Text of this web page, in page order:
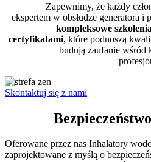
Zapewnimy, że każdy
ekspertem w obsłudze generatora
kompleksowe szkolenia
certyfikatami, które podnoszą
budują zaufanie
Skontaktuj się z nami
Bezpieczeństwo
Oferowane przez nas Inhalatory
zaprojektowane z myślą o